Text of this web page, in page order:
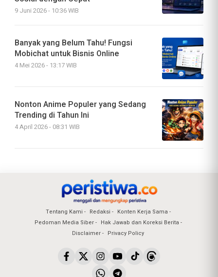
9 Juni 2026 - 10:36 WIB
Banyak yang Belum Tahu! Fungsi
Mobichat untuk Bisnis Online
4 Mei 2026 - 13:17 WIB
Nonton Anime Populer yang Sedang
Trending di Tahun Ini
4 April 2026 - 08:31 WIB
Tentang Kami Redaksi
Konten Kerja Sama
Pedoman Media Siber
Hak Jawab dan Koreksi Berita
Disclaimer
Privacy Policy